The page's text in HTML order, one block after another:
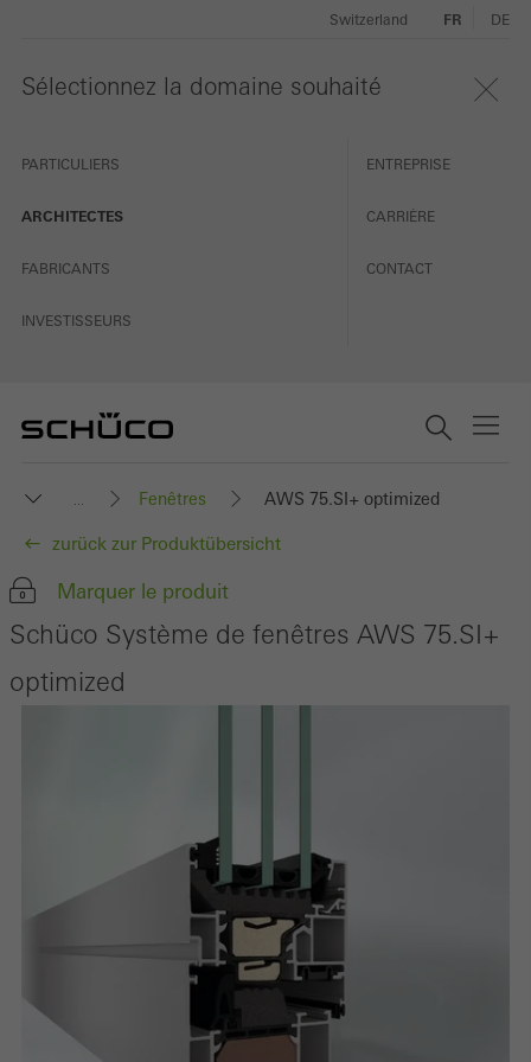
Sélectionnez la domaine souhaité
PARTICULIERS
ARCHITECTES
FABRICANTS
INVESTISSEURS
ENTREPRISE
CARRIÈRE
CONTACT
Switzerland FR DE
... Fenêtres AWS 75.SI+ optimized
zurück zur Produktübersicht
Marquer le produit
Schüco Système de fenêtres AWS 75.SI+
optimized